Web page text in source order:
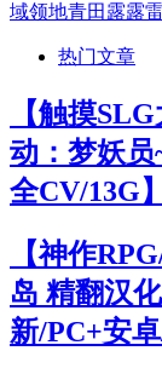
域领地青田 露露
热门文章
【触摸
动：梦妖
全CV/13G】
【神作
岛 精翻汉
新/PC+安卓